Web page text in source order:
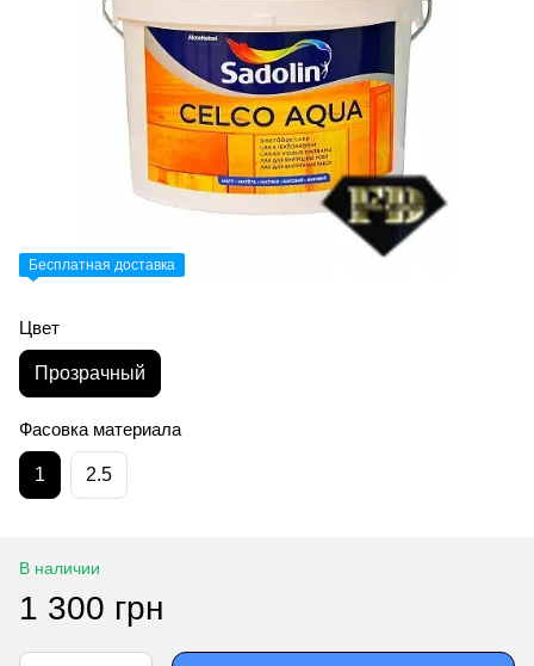
Бесплатная доставка
Цвет
Прозрачный
Фасовка материала
1 2.5
В наличии
1 300 грн